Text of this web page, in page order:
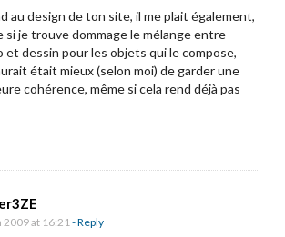
au design de ton site, il me plait également,
si je trouve dommage le mélange entre
et dessin pour les objets qui le compose,
était mieux (selon moi) de garder une
cohérence, même si cela rend déjà pas
2009 at 16:21- Reply